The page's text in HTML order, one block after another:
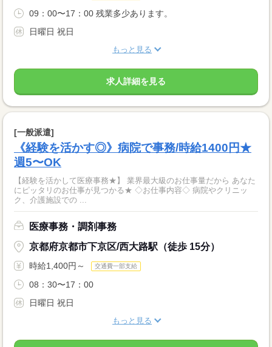
09：00〜17：00 残業多少あります。
日曜日 祝日
もっと見る
求人詳細を見る
[一般派遣]
《経験を活かす◎》病院で事務/時給1400円★
週5〜OK
【経験を活かして医療事務★】 業界最大級のお仕事量だから あなた
にピッタリのお仕事が見つかる★ ◇お仕事内容◇ 病院やクリニッ
ク、介護施設での ...
医療事務・調剤事務
京都府京都市下京区/西大路駅（徒歩 15分）
時給1,400円～ 交通費一部支給
08：30〜17：00
日曜日 祝日
もっと見る